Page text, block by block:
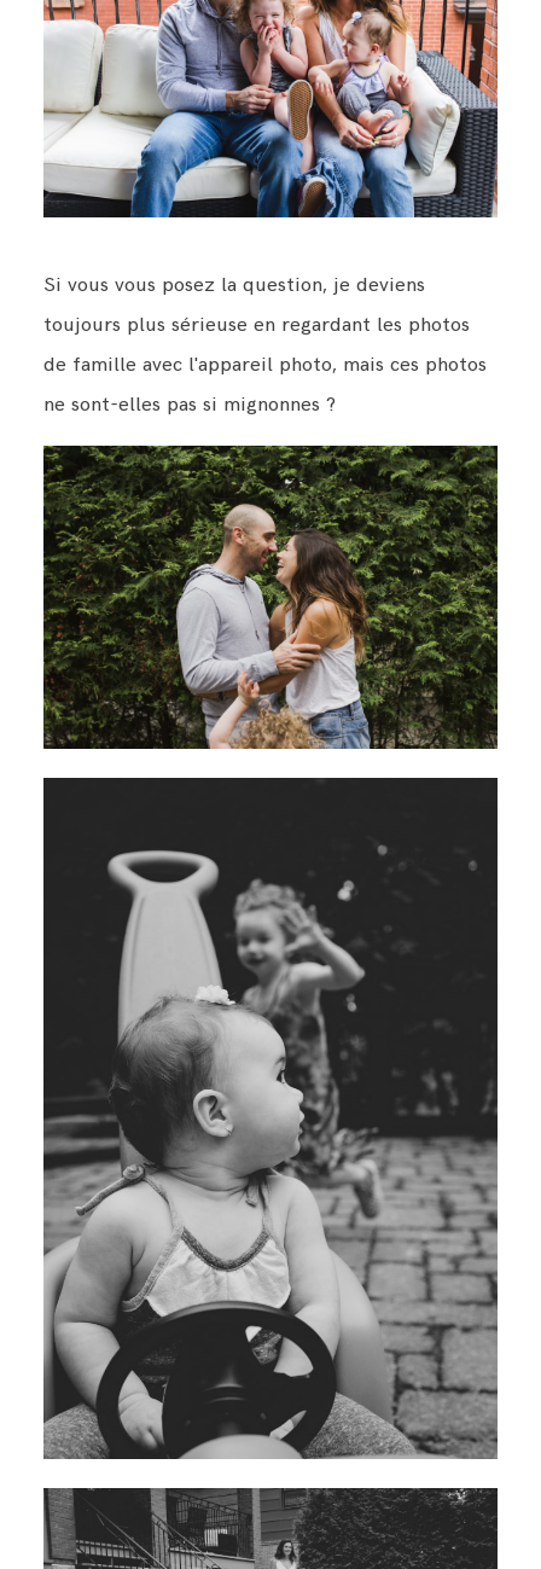
Si vous vous posez la question, je deviens
toujours plus sérieuse en regardant les photos
de famille avec l'appareil photo, mais ces photos
ne sont-elles pas si mignonnes ?